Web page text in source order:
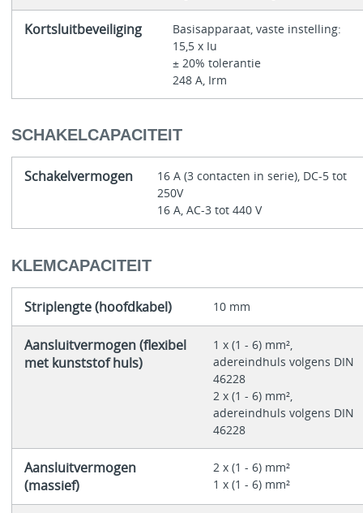
Kortsluitbeveiliging
Basisapparaat, vaste instelling:
15,5 x Iu
± 20% tolerantie
248 A, Irm
SCHAKELCAPACITEIT
Schakelvermogen
16 A (3 contacten in serie), DC-5 tot
250V
16 A, AC-3 tot 440 V
KLEMCAPACITEIT
Striplengte (hoofdkabel) 10 mm
Aansluitvermogen (flexibel
met kunststof huls)
1 x (1 - 6) mm²,
adereindhuls volgens DIN
46228
2 x (1 - 6) mm²,
adereindhuls volgens DIN
46228
Aansluitvermogen
(massief)
2 x (1 - 6) mm²
1 x (1 - 6) mm²